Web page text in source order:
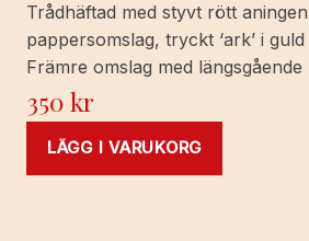
Trådhäftad med styvt rött
pappersomslag, tryckt ‘ark’ i
Främre omslag med
350kr
LÄGG I VARUKORG